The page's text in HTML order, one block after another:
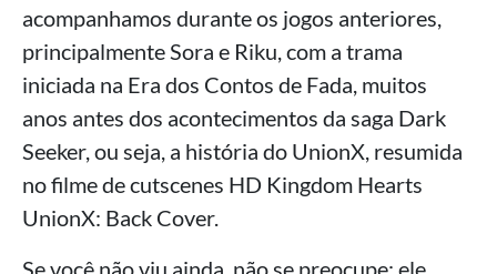
acompanhamos durante os jogos anteriores,
principalmente Sora e Riku, com a trama
iniciada na Era dos Contos de Fada, muitos
anos antes dos acontecimentos da saga Dark
Seeker, ou seja, a história do UnionX, resumida
no filme de cutscenes HD Kingdom Hearts
UnionX: Back Cover.